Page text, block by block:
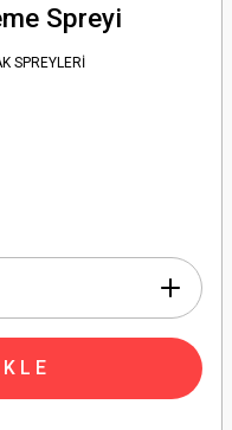
Spreyi
SPREYLERİ